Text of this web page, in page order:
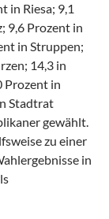
in Riesa; 9,1
9,6 Prozent in
in Struppen;
14,3 in
Prozent in
Stadtrat
gewählt.
zu einer
in